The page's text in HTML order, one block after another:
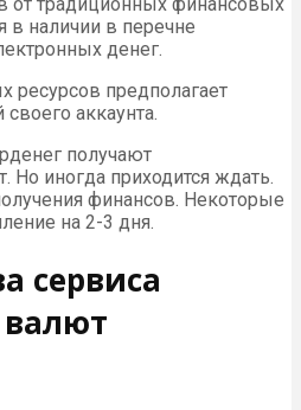
в наличии в перечне
денег.
ресурсов предполагает
аккаунта.
получают
Но иногда приходится ждать.
финансов. Некоторые
на 2-3 дня.
сервиса